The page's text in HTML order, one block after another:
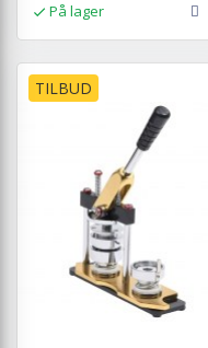
På lager
TILBUD